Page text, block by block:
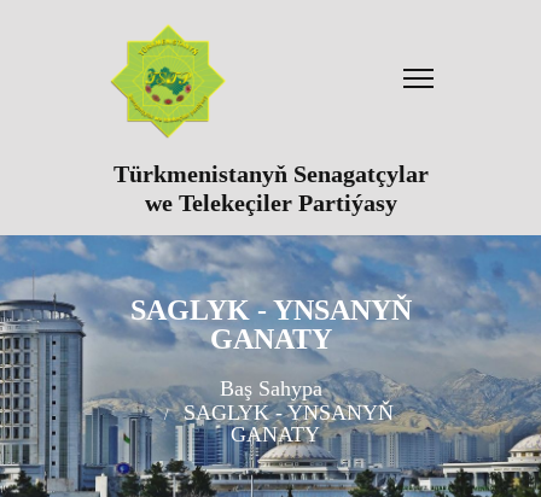
Türkmenistanyň Senagatçylar
we Telekeçiler Partiýasy
SAGLYK - YNSANYŇ
GANATY
Baş Sahypa
SAGLYK - YNSANYŇ
GANATY